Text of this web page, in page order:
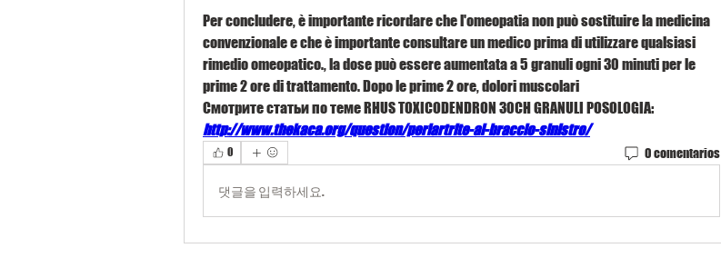
Per concludere, è importante ricordare che l'omeopatia non può sostituire la medicina
convenzionale e che è importante consultare un medico prima di utilizzare qualsiasi
rimedio omeopatico., la dose può essere aumentata a 5 granuli ogni 30 minuti per le
prime 2 ore di trattamento. Dopo le prime 2 ore, dolori muscolari
Смотрите статьи по теме RHUS TOXICODENDRON 30CH GRANULI POSOLOGIA:
http://www.thekaca.org/question/periartrite-al-braccio-sinistro/
0 0 comentarios
댓글을 입력하세요.